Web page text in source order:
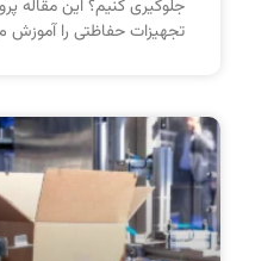
جلوگیری کنیم؟ این مقاله
تجهیزات حفاظتی را